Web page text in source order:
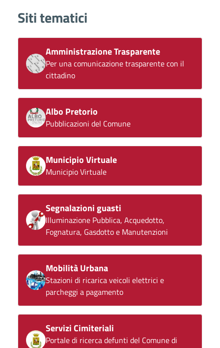
Siti tematici
Amministrazione Trasparente
Per una comunicazione trasparente con il
cittadino
Albo Pretorio
Pubblicazioni del Comune
Municipio Virtuale
Municipio Virtuale
Segnalazioni guasti
Illuminazione Pubblica, Acquedotto,
Fognatura, Gasdotto e Manutenzioni
Mobilità Urbana
Stazioni di ricarica veicoli elettrici e
parcheggi a pagamento
Servizi Cimiteriali
Portale di ricerca defunti del Comune di